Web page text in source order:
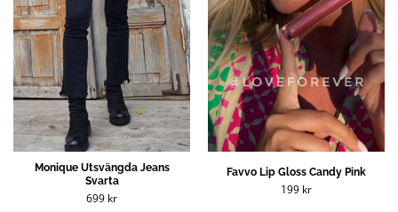
Monique Utsvängda Jeans
Svarta
699 kr
Favvo Lip Gloss Candy Pink
199 kr